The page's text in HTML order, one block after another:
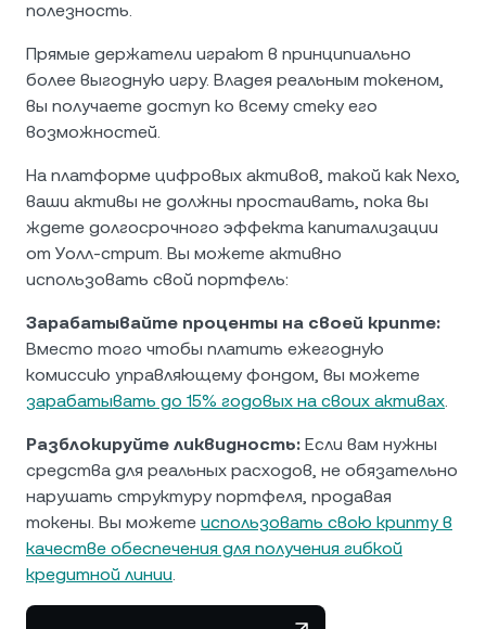
полезность.
Прямые держатели играют в принципиально
более выгодную игру. Владея реальным токеном,
вы получаете доступ ко всему стеку его
возможностей.
На платформе цифровых активов, такой как Nexo,
ваши активы не должны простаивать, пока вы
ждете долгосрочного эффекта капитализации
от Уолл-стрит. Вы можете активно
использовать свой портфель:
Зарабатывайте проценты на своей крипте:
Вместо того чтобы платить ежегодную
комиссию управляющему фондом, вы можете
зарабатывать до 15% годовых на своих активах.
Разблокируйте ликвидность: Если вам нужны
средства для реальных расходов, не обязательно
нарушать структуру портфеля, продавая
токены. Вы можете использовать свою крипту в
качестве обеспечения для получения гибкой
кредитной линии.